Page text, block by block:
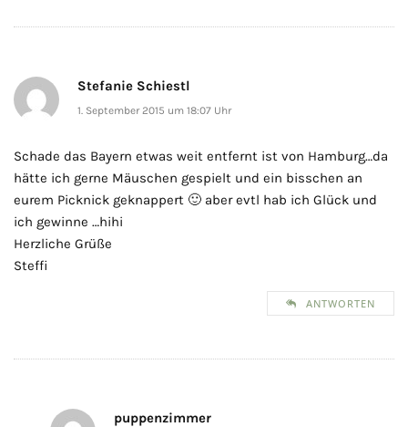
Stefanie Schiestl
1. September 2015 um 18:07 Uhr
Schade das Bayern etwas weit entfernt ist von Hamburg…da
hätte ich gerne Mäuschen gespielt und ein bisschen an
eurem Picknick geknappert 🙂 aber evtl hab ich Glück und
ich gewinne …hihi
Herzliche Grüße
Steffi
ANTWORTEN
puppenzimmer